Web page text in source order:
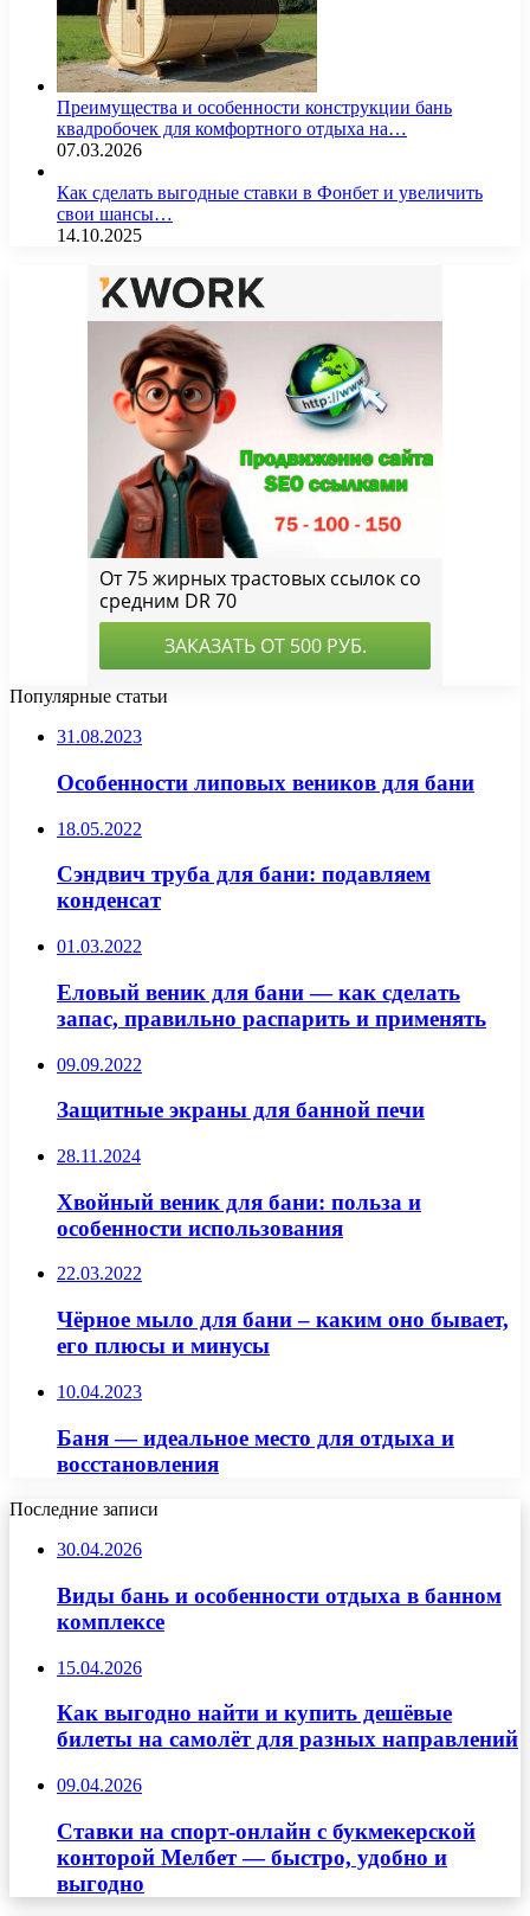
Преимущества и особенности конструкции бань
квадробочек для комфортного отдыха на…
07.03.2026
Как сделать выгодные ставки в Фонбет и увеличить
свои шансы…
14.10.2025
Популярные статьи
31.08.2023
Особенности липовых веников для бани
18.05.2022
Сэндвич труба для бани: подавляем
конденсат
01.03.2022
Еловый веник для бани — как сделать
запас, правильно распарить и применять
09.09.2022
Защитные экраны для банной печи
28.11.2024
Хвойный веник для бани: польза и
особенности использования
22.03.2022
Чёрное мыло для бани – каким оно бывает,
его плюсы и минусы
10.04.2023
Баня — идеальное место для отдыха и
восстановления
Последние записи
30.04.2026
Виды бань и особенности отдыха в банном
комплексе
15.04.2026
Как выгодно найти и купить дешёвые
билеты на самолёт для разных направлений
09.04.2026
Ставки на спорт-онлайн с букмекерской
конторой Мелбет — быстро, удобно и
выгодно